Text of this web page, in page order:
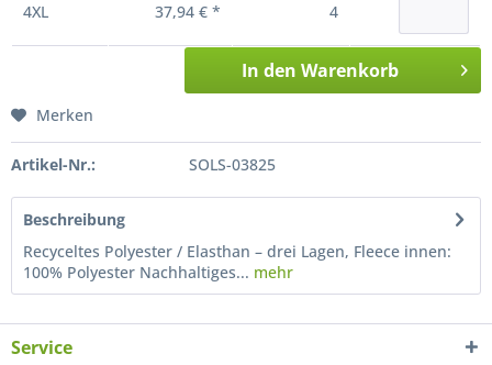
4XL 37,94 € * 4
In den Warenkorb
Merken
Artikel-Nr.: SOLS-03825
Beschreibung
Recyceltes Polyester / Elasthan – drei Lagen, Fleece innen:
100% Polyester Nachhaltiges... mehr
Service